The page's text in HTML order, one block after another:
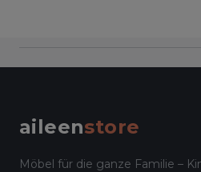
aileenstore
Möbel für die ganze Familie –